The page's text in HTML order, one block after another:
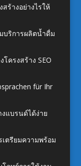
ร้างอย่างไรให้
บริการผลิตน้ำดื่ม
ครงสร้าง SEO
für Ihr
แบรนด์ได้ง่าย
ตรียมความพร้อม